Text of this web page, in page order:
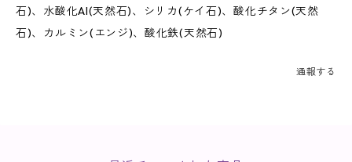
石)、水酸化Al(天然石)、シリカ(ケイ石)、酸化チタン(天然
石)、カルミン(エンジ)、酸化鉄(天然石)
通報する